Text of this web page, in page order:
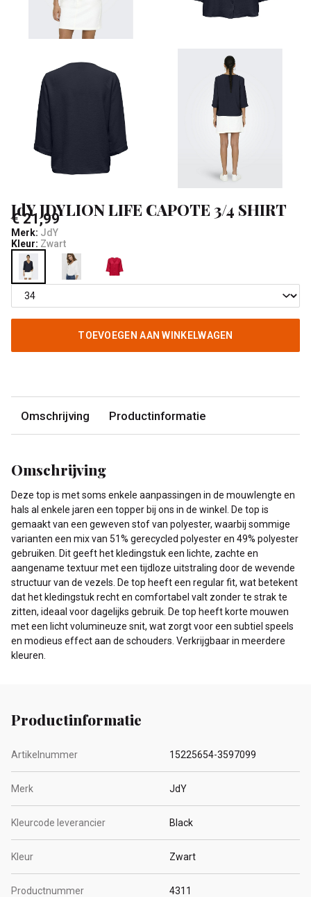
JdY JDYLION LIFE CAPOTE 3/4 SHIRT
€ 21,99
Merk: JdY
Kleur: Zwart
TOEVOEGEN AAN WINKELWAGEN
Omschrijving Productinformatie
Omschrijving
Deze top is met soms enkele aanpassingen in de mouwlengte en
hals al enkele jaren een topper bij ons in de winkel. De top is
gemaakt van een geweven stof van polyester, waarbij sommige
varianten een mix van 51% gerecycled polyester en 49% polyester
gebruiken. Dit geeft het kledingstuk een lichte, zachte en
aangename textuur met een tijdloze uitstraling door de wevende
structuur van de vezels. De top heeft een regular fit, wat betekent
dat het kledingstuk recht en comfortabel valt zonder te strak te
zitten, ideaal voor dagelijks gebruik. De top heeft korte mouwen
met een licht volumineuze snit, wat zorgt voor een subtiel speels
en modieus effect aan de schouders. Verkrijgbaar in meerdere
kleuren.
Productinformatie
Artikelnummer 15225654-3597099
Merk JdY
Kleurcode leverancier Black
Kleur Zwart
Productnummer 4311